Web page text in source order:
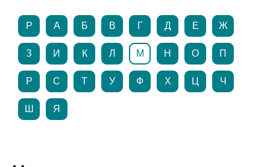
P А Б В Г Д Е Ж
З И К Л М Н О П
Р С Т У Ф Х Ц Ч
Ш Я